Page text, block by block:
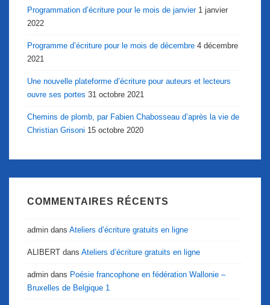
Programmation d’écriture pour le mois de janvier 1 janvier
2022
Programme d’écriture pour le mois de décembre 4 décembre
2021
Une nouvelle plateforme d’écriture pour auteurs et lecteurs
ouvre ses portes 31 octobre 2021
Chemins de plomb, par Fabien Chabosseau d’après la vie de
Christian Grisoni 15 octobre 2020
COMMENTAIRES RÉCENTS
admin dans Ateliers d’écriture gratuits en ligne
ALIBERT dans Ateliers d’écriture gratuits en ligne
admin dans Poésie francophone en fédération Wallonie –
Bruxelles de Belgique 1